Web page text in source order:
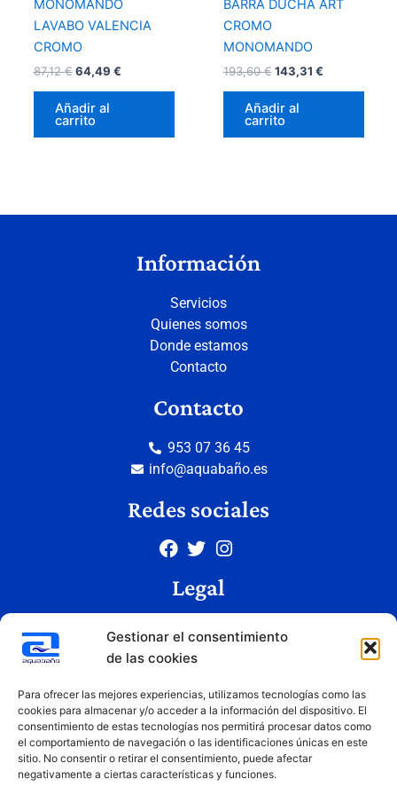
Gestionar el consentimiento
de las cookies
Para ofrecer las mejores experiencias, utilizamos tecnologías como las
cookies para almacenar y/o acceder a la información del dispositivo. El
consentimiento de estas tecnologías nos permitirá procesar datos como
el comportamiento de navegación o las identificaciones únicas en este
sitio. No consentir o retirar el consentimiento, puede afectar
negativamente a ciertas características y funciones.
MONOMANDO
LAVABO VALENCIA
CROMO
87,12€ 64,49 €
Añadir al
carrito
BARRA DUCHA ART
CROMO
MONOMANDO
193,60€ 143,31 €
Añadir al
carrito
Información
Servicios
Quienes somos
Donde estamos
Contacto
Contacto
953 07 36 45
info@aquabaño.es
Redes sociales
Legal
Política de privacidad
Condiciones de uso
Copyright © 2026 Aquabaño | Todos los derechos reservados
Diseñado porInnovation Studio